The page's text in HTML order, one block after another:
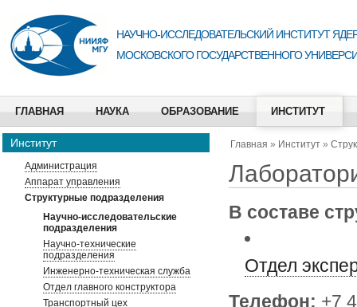
НАУЧНО-ИССЛЕДОВАТЕЛЬСКИЙ ИНСТИТУТ
МОСКОВСКОГО ГОСУДАРСТВЕННОГО
ГЛАВНАЯ НАУКА ОБРАЗОВАНИЕ ИНСТИТУТ
Институт
Администрация
Аппарат управления
Структурные подразделения
Научно-исследовательские
подразделения
Научно-технические
подразделения
Инженерно-техническая служба
Отдел главного конструктора
Транспортный цех
Главная » Институт »
В составе
Отдел
Телефон: +7